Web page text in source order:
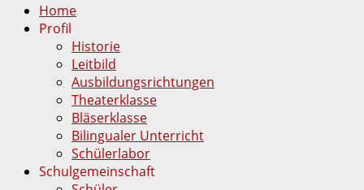
Home
Profil
Historie
Leitbild
Ausbildungsrichtungen
Theaterklasse
Bläserklasse
Bilingualer Unterricht
Schülerlabor
Schulgemeinschaft